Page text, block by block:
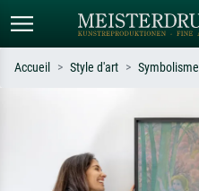
Recherchez par artiste, titre ou style –
ex. Monet, Nuit étoilée,
impressionnisme, vague de Hokusai,
nu.
Accueil Style d'art Symbolisme